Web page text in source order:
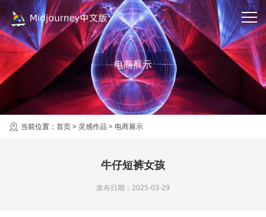
电商展示
当前位置： 首页> 灵感作品 > 电商展示
牛仔短裤女孩
发布日期：2025-03-29